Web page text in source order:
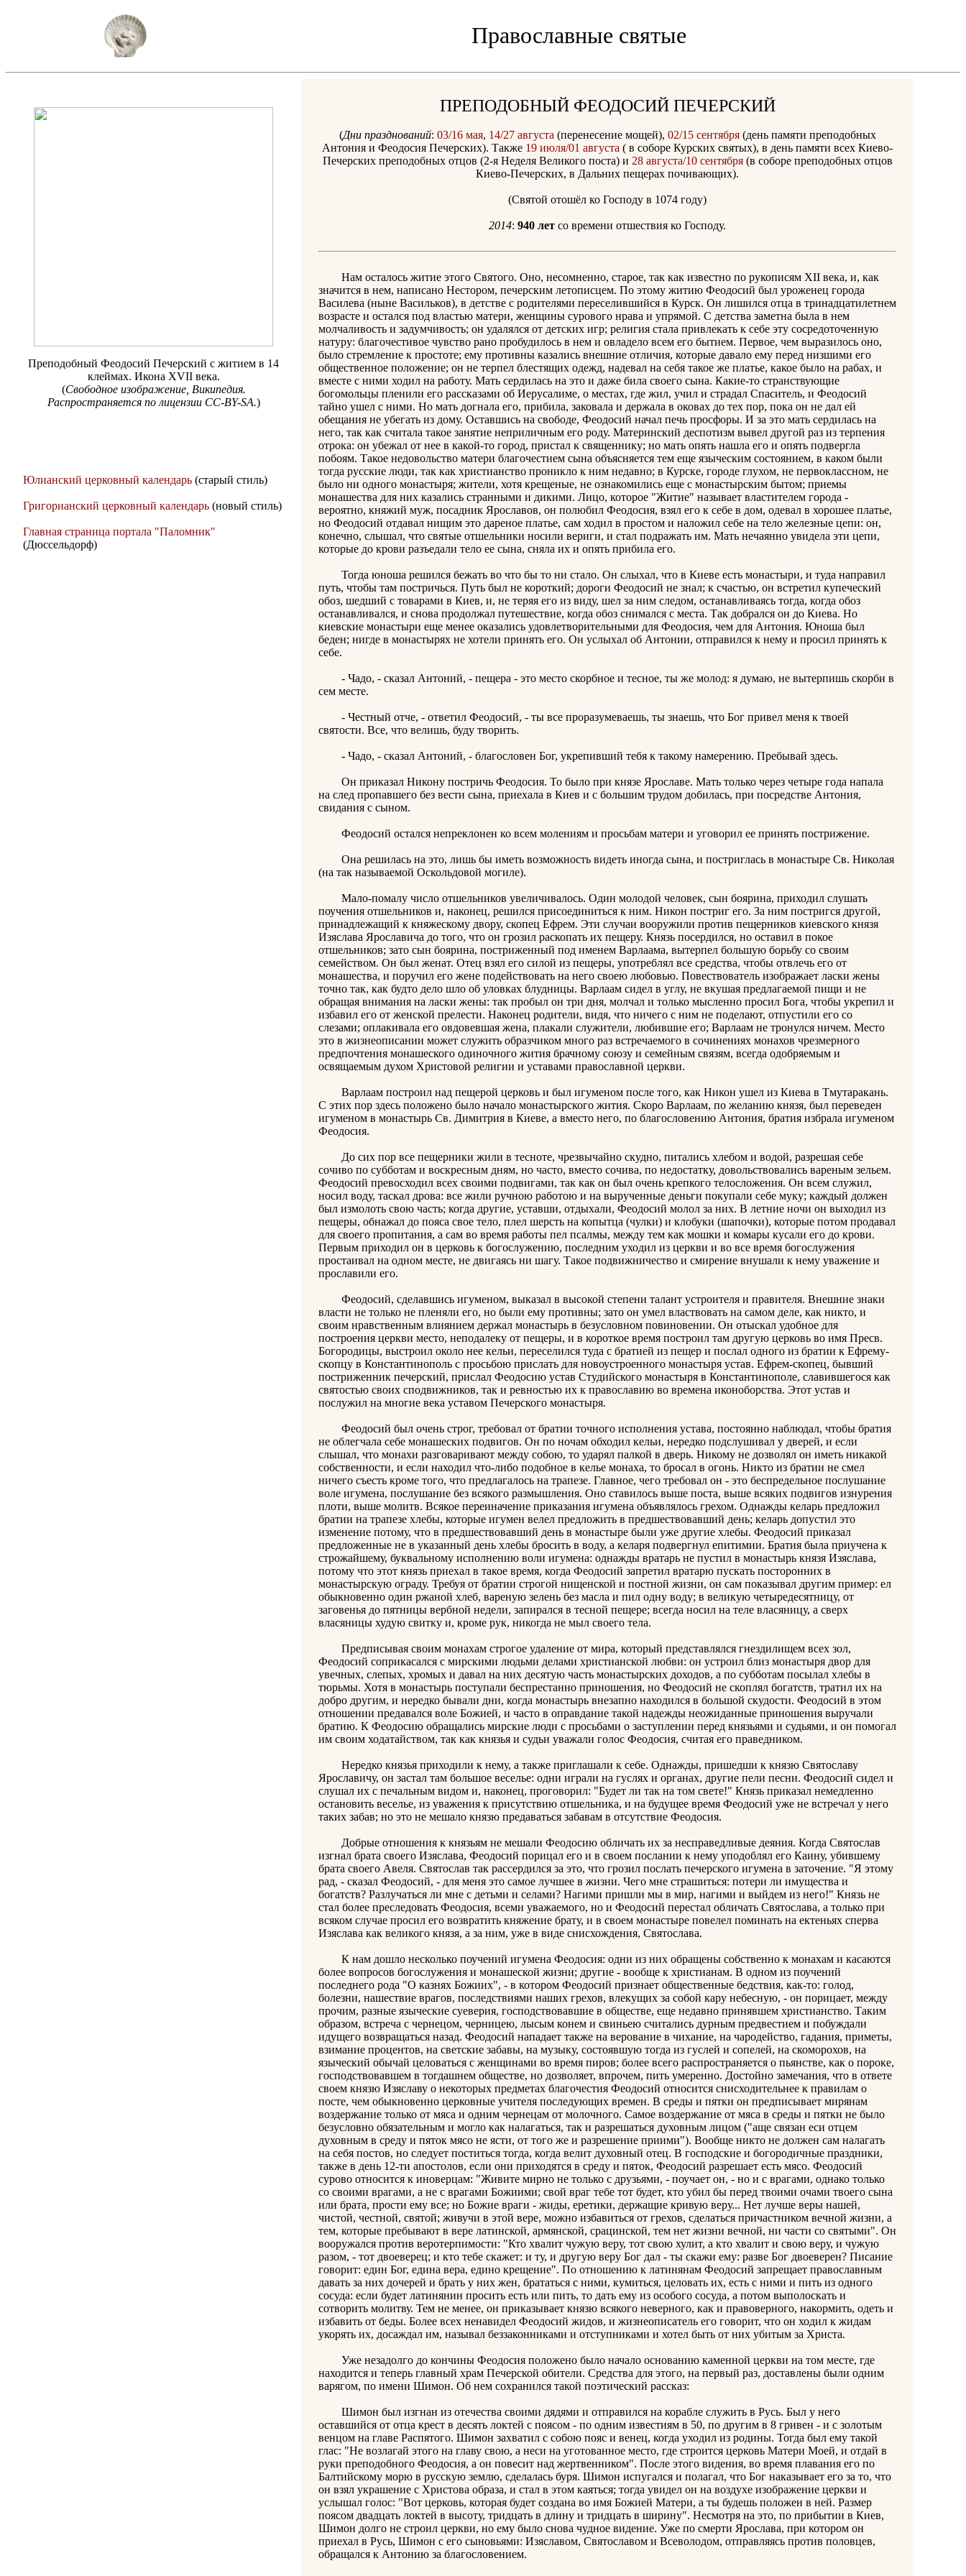
Православные святые
Преподобный Феодосий Печерский с житием в 14
клеймах. Икона XVII века.
(Свободное изображение, Википедия.
Распространяется по лицензии CC-BY-SA.)
Юлианский церковный календарь (старый стиль)
Григорианский церковный календарь (новый стиль)
Главная страница портала "Паломник"
(Дюссельдорф)
ПРЕПОДОБНЫЙ ФЕОДОСИЙ ПЕЧЕРСКИЙ
(Дни празднований: 03/16 мая, 14/27 августа (перенесение мощей), 02/15 сентября(день памяти преподобных
Антония и Феодосия Печерских). Также 19 июля/01 августа ( в соборе Курских святых), в день памяти всех Киево-
Печерских преподобных отцов (2-я Неделя Великого поста) и 28 августа/10 сентября(в соборе преподобных отцов
Киево-Печерских, в Дальних пещерах почивающих).
(Святой отошёл ко Господу в 1074 году)
2014: 940 лет со времени отшествия ко Господу.
Нам осталось житие этого Святого. Оно, несомненно, старое, так как известно по рукописям XII века, и, как
значится в нем, написано Нестором, печерским летописцем. По этому житию Феодосий был уроженец города
Василева (ныне Васильков), в детстве с родителями переселившийся в Курск. Он лишился отца в тринадцатилетнем
возрасте и остался под властью матери, женщины сурового нрава и упрямой. С детства заметна была в нем
молчаливость и задумчивость; он удалялся от детских игр; религия стала привлекать к себе эту сосредоточенную
натуру: благочестивое чувство рано пробудилось в нем и овладело всем его бытием. Первое, чем выразилось оно,
было стремление к простоте; ему противны казались внешние отличия, которые давало ему перед низшими его
общественное положение; он не терпел блестящих одежд, надевал на себя такое же платье, какое было на рабах, и
вместе с ними ходил на работу. Мать сердилась на это и даже била своего сына. Какие-то странствующие
богомольцы пленили его рассказами об Иерусалиме, о местах, где жил, учил и страдал Спаситель, и Феодосий
тайно ушел с ними. Но мать догнала его, прибила, заковала и держала в оковах до тех пор, пока он не дал ей
обещания не убегать из дому. Оставшись на свободе, Феодосий начал печь просфоры. И за это мать сердилась на
него, так как считала такое занятие неприличным его роду. Материнский деспотизм вывел другой раз из терпения
отрока: он убежал от нее в какой-то город, пристал к священнику; но мать опять нашла его и опять подвергла
побоям. Такое недовольство матери благочестием сына объясняется тем еще языческим состоянием, в каком были
тогда русские люди, так как христианство проникло к ним недавно; в Курске, городе глухом, не первоклассном, не
было ни одного монастыря; жители, хотя крещеные, не ознакомились еще с монастырским бытом; приемы
монашества для них казались странными и дикими. Лицо, которое "Житие" называет властителем города -
вероятно, княжий муж, посадник Ярославов, он полюбил Феодосия, взял его к себе в дом, одевал в хорошее платье,
но Феодосий отдавал нищим это дареное платье, сам ходил в простом и наложил себе на тело железные цепи: он,
конечно, слышал, что святые отшельники носили вериги, и стал подражать им. Мать нечаянно увидела эти цепи,
которые до крови разъедали тело ее сына, сняла их и опять прибила его.
Тогда юноша решился бежать во что бы то ни стало. Он слыхал, что в Киеве есть монастыри, и туда направил
путь, чтобы там постричься. Путь был не короткий; дороги Феодосий не знал; к счастью, он встретил купеческий
обоз, шедший с товарами в Киев, и, не теряя его из виду, шел за ним следом, останавливаясь тогда, когда обоз
останавливался, и снова продолжал путешествие, когда обоз снимался с места. Так добрался он до Киева. Но
киевские монастыри еще менее оказались удовлетворительными для Феодосия, чем для Антония. Юноша был
беден; нигде в монастырях не хотели принять его. Он услыхал об Антонии, отправился к нему и просил принять к
себе.
- Чадо, - сказал Антоний, - пещера - это место скорбное и тесное, ты же молод: я думаю, не вытерпишь скорби в
сем месте.
- Честный отче, - ответил Феодосий, - ты все проразумеваешь, ты знаешь, что Бог привел меня к твоей
святости. Все, что велишь, буду творить.
- Чадо, - сказал Антоний, - благословен Бог, укрепивший тебя к такому намерению. Пребывай здесь.
Он приказал Никону постричь Феодосия. То было при князе Ярославе. Мать только через четыре года напала
на след пропавшего без вести сына, приехала в Киев и с большим трудом добилась, при посредстве Антония,
свидания с сыном.
Феодосий остался непреклонен ко всем молениям и просьбам матери и уговорил ее принять пострижение.
Она решилась на это, лишь бы иметь возможность видеть иногда сына, и постриглась в монастыре Св. Николая
(на так называемой Оскольдовой могиле).
Мало-помалу число отшельников увеличивалось. Один молодой человек, сын боярина, приходил слушать
поучения отшельников и, наконец, решился присоединиться к ним. Никон постриг его. За ним постригся другой,
принадлежащий к княжескому двору, скопец Ефрем. Эти случаи вооружили против пещерников киевского князя
Изяслава Ярославича до того, что он грозил раскопать их пещеру. Князь посердился, но оставил в покое
отшельников; зато сын боярина, постриженный под именем Варлаама, вытерпел большую борьбу со своим
семейством. Он был женат. Отец взял его силой из пещеры, употреблял все средства, чтобы отвлечь его от
монашества, и поручил его жене подействовать на него своею любовью. Повествователь изображает ласки жены
точно так, как будто дело шло об уловках блудницы. Варлаам сидел в углу, не вкушая предлагаемой пищи и не
обращая внимания на ласки жены: так пробыл он три дня, молчал и только мысленно просил Бога, чтобы укрепил и
избавил его от женской прелести. Наконец родители, видя, что ничего с ним не поделают, отпустили его со
слезами; оплакивала его овдовевшая жена, плакали служители, любившие его; Варлаам не тронулся ничем. Место
это в жизнеописании может служить образчиком много раз встречаемого в сочинениях монахов чрезмерного
предпочтения монашеского одиночного жития брачному союзу и семейным связям, всегда одобряемым и
освящаемым духом Христовой религии и уставами православной церкви.
Варлаам построил над пещерой церковь и был игуменом после того, как Никон ушел из Киева в Тмутаракань.
С этих пор здесь положено было начало монастырского жития. Скоро Варлаам, по желанию князя, был переведен
игуменом в монастырь Св. Димитрия в Киеве, а вместо него, по благословению Антония, братия избрала игуменом
Феодосия.
До сих пор все пещерники жили в тесноте, чрезвычайно скудно, питались хлебом и водой, разрешая себе
сочиво по субботам и воскресным дням, но часто, вместо сочива, по недостатку, довольствовались вареным зельем.
Феодосий превосходил всех своими подвигами, так как он был очень крепкого телосложения. Он всем служил,
носил воду, таскал дрова: все жили ручною работою и на вырученные деньги покупали себе муку; каждый должен
был измолоть свою часть; когда другие, уставши, отдыхали, Феодосий молол за них. В летние ночи он выходил из
пещеры, обнажал до пояса свое тело, плел шерсть на копытца (чулки) и клобуки (шапочки), которые потом продавал
для своего пропитания, а сам во время работы пел псалмы, между тем как мошки и комары кусали его до крови.
Первым приходил он в церковь к богослужению, последним уходил из церкви и во все время богослужения
простаивал на одном месте, не двигаясь ни шагу. Такое подвижничество и смирение внушали к нему уважение и
прославили его.
Феодосий, сделавшись игуменом, выказал в высокой степени талант устроителя и правителя. Внешние знаки
власти не только не пленяли его, но были ему противны; зато он умел властвовать на самом деле, как никто, и
своим нравственным влиянием держал монастырь в безусловном повиновении. Он отыскал удобное для
построения церкви место, неподалеку от пещеры, и в короткое время построил там другую церковь во имя Пресв.
Богородицы, выстроил около нее кельи, переселился туда с братией из пещер и послал одного из братии к Ефрему-
скопцу в Константинополь с просьбою прислать для новоустроенного монастыря устав. Ефрем-скопец, бывший
постриженник печерский, прислал Феодосию устав Студийского монастыря в Константинополе, славившегося как
святостью своих сподвижников, так и ревностью их к православию во времена иконоборства. Этот устав и
послужил на многие века уставом Печерского монастыря.
Феодосий был очень строг, требовал от братии точного исполнения устава, постоянно наблюдал, чтобы братия
не облегчала себе монашеских подвигов. Он по ночам обходил кельи, нередко подслушивал у дверей, и если
слышал, что монахи разговаривают между собою, то ударял палкой в дверь. Никому не дозволял он иметь никакой
собственности, и если находил что-либо подобное в келье монаха, то бросал в огонь. Никто из братии не смел
ничего съесть кроме того, что предлагалось на трапезе. Главное, чего требовал он - это беспредельное послушание
воле игумена, послушание без всякого размышления. Оно ставилось выше поста, выше всяких подвигов изнурения
плоти, выше молитв. Всякое переиначение приказания игумена объявлялось грехом. Однажды келарь предложил
братии на трапезе хлебы, которые игумен велел предложить в предшествовавший день; келарь допустил это
изменение потому, что в предшествовавший день в монастыре были уже другие хлебы. Феодосий приказал
предложенные не в указанный день хлебы бросить в воду, а келаря подвергнул епитимии. Братия была приучена к
строжайшему, буквальному исполнению воли игумена: однажды вратарь не пустил в монастырь князя Изяслава,
потому что этот князь приехал в такое время, когда Феодосий запретил вратарю пускать посторонних в
монастырскую ограду. Требуя от братии строгой нищенской и постной жизни, он сам показывал другим пример: ел
обыкновенно один ржаной хлеб, вареную зелень без масла и пил одну воду; в великую четыредесятницу, от
заговенья до пятницы вербной недели, запирался в тесной пещере; всегда носил на теле власяницу, а сверх
власяницы худую свитку и, кроме рук, никогда не мыл своего тела.
Предписывая своим монахам строгое удаление от мира, который представлялся гнездилищем всех зол,
Феодосий соприкасался с мирскими людьми делами христианской любви: он устроил близ монастыря двор для
увечных, слепых, хромых и давал на них десятую часть монастырских доходов, а по субботам посылал хлебы в
тюрьмы. Хотя в монастырь поступали беспрестанно приношения, но Феодосий не скоплял богатств, тратил их на
добро другим, и нередко бывали дни, когда монастырь внезапно находился в большой скудости. Феодосий в этом
отношении предавался воле Божией, и часто в оправдание такой надежды неожиданные приношения выручали
братию. К Феодосию обращались мирские люди с просьбами о заступлении перед князьями и судьями, и он помогал
им своим ходатайством, так как князья и судьи уважали голос Феодосия, считая его праведником.
Нередко князья приходили к нему, а также приглашали к себе. Однажды, пришедши к князю Святославу
Ярославичу, он застал там большое веселье: одни играли на гуслях и органах, другие пели песни. Феодосий сидел и
слушал их с печальным видом и, наконец, проговорил: "Будет ли так на том свете!" Князь приказал немедленно
остановить веселье, из уважения к присутствию отшельника, и на будущее время Феодосий уже не встречал у него
таких забав; но это не мешало князю предаваться забавам в отсутствие Феодосия.
Добрые отношения к князьям не мешали Феодосию обличать их за несправедливые деяния. Когда Святослав
изгнал брата своего Изяслава, Феодосий порицал его и в своем послании к нему уподоблял его Каину, убившему
брата своего Авеля. Святослав так рассердился за это, что грозил послать печерского игумена в заточение. "Я этому
рад, - сказал Феодосий, - для меня это самое лучшее в жизни. Чего мне страшиться: потери ли имущества и
богатств? Разлучаться ли мне с детьми и селами? Нагими пришли мы в мир, нагими и выйдем из него!" Князь не
стал более преследовать Феодосия, всеми уважаемого, но и Феодосий перестал обличать Святослава, а только при
всяком случае просил его возвратить княжение брату, и в своем монастыре повелел поминать на ектеньях сперва
Изяслава как великого князя, а за ним, уже в виде снисхождения, Святослава.
К нам дошло несколько поучений игумена Феодосия: одни из них обращены собственно к монахам и касаются
более вопросов богослужения и монашеской жизни; другие - вообще к христианам. В одном из поучений
последнего рода "О казнях Божиих", - в котором Феодосий признает общественные бедствия, как-то: голод,
болезни, нашествие врагов, последствиями наших грехов, влекущих за собой кару небесную, - он порицает, между
прочим, разные языческие суеверия, господствовавшие в обществе, еще недавно принявшем христианство. Таким
образом, встреча с чернецом, черницею, лысым конем и свиньею считались дурным предвестием и побуждали
идущего возвращаться назад. Феодосий нападает также на верование в чихание, на чародейство, гадания, приметы,
взимание процентов, на светские забавы, на музыку, состоявшую тогда из гуслей и сопелей, на скоморохов, на
языческий обычай целоваться с женщинами во время пиров; более всего распространяется о пьянстве, как о пороке,
господствовавшем в тогдашнем обществе, но дозволяет, впрочем, пить умеренно. Достойно замечания, что в ответе
своем князю Изяславу о некоторых предметах благочестия Феодосий относится снисходительнее к правилам о
посте, чем обыкновенно церковные учителя последующих времен. В среды и пятки он предписывает мирянам
воздержание только от мяса и одним чернецам от молочного. Самое воздержание от мяса в среды и пятки не было
безусловно обязательным и могло как налагаться, так и разрешаться духовным лицом ("аще связан еси отцем
духовным в среду и пяток мясо не ясти, от того же и разрешение приими"). Вообще никто не должен сам налагать
на себя постов, но следует поститься тогда, когда велит духовный отец. В господские и богородичные праздники,
также в день 12-ти апостолов, если они приходятся в среду и пяток, Феодосий разрешает есть мясо. Феодосий
сурово относится к иноверцам: "Живите мирно не только с друзьями, - поучает он, - но и с врагами, однако только
со своими врагами, а не с врагами Божиими; свой враг тебе тот будет, кто убил бы перед твоими очами твоего сына
или брата, прости ему все; но Божие враги - жиды, еретики, держащие кривую веру... Нет лучше веры нашей,
чистой, честной, святой; живучи в этой вере, можно избавиться от грехов, сделаться причастником вечной жизни, а
тем, которые пребывают в вере латинской, армянской, срацинской, тем нет жизни вечной, ни части со святыми". Он
вооружался против веротерпимости: "Кто хвалит чужую веру, тот свою хулит, а кто хвалит и свою веру, и чужую
разом, - тот двоеверец; и кто тебе скажет: и ту, и другую веру Бог дал - ты скажи ему: разве Бог двоеверен? Писание
говорит: един Бог, едина вера, едино крещение". По отношению к латинянам Феодосий запрещает православным
давать за них дочерей и брать у них жен, брататься с ними, кумиться, целовать их, есть с ними и пить из одного
сосуда: если будет латинянин просить есть или пить, то дать ему из особого сосуда, а потом выполоскать и
сотворить молитву. Тем не менее, он приказывает князю всякого неверного, как и правоверного, накормить, одеть и
избавить от беды. Более всех ненавидел Феодосий жидов, и жизнеописатель его говорит, что он ходил к жидам
укорять их, досаждал им, называл беззаконниками и отступниками и хотел быть от них убитым за Христа.
Уже незадолго до кончины Феодосия положено было начало основанию каменной церкви на том месте, где
находится и теперь главный храм Печерской обители. Средства для этого, на первый раз, доставлены были одним
варягом, по имени Шимон. Об нем сохранился такой поэтический рассказ:
Шимон был изгнан из отечества своими дядями и отправился на корабле служить в Русь. Был у него
оставшийся от отца крест в десять локтей с поясом - по одним известиям в 50, по другим в 8 гривен - и с золотым
венцом на главе Распятого. Шимон захватил с собою пояс и венец, когда уходил из родины. Тогда был ему такой
глас: "Не возлагай этого на главу свою, а неси на уготованное место, где строится церковь Матери Моей, и отдай в
руки преподобного Феодосия, а он повесит над жертвенником". После этого видения, во время плавания его по
Балтийскому морю в русскую землю, сделалась буря. Шимон испугался и полагал, что Бог наказывает его за то, что
он взял украшение с Христова образа, и стал в этом каяться; тогда увидел он на воздухе изображение церкви и
услышал голос: "Вот церковь, которая будет создана во имя Божией Матери, а ты будешь положен в ней. Размер
поясом двадцать локтей в высоту, тридцать в длину и тридцать в ширину". Несмотря на это, по прибытии в Киев,
Шимон долго не строил церкви, но ему было снова чудное видение. Уже по смерти Ярослава, при котором он
приехал в Русь, Шимон с его сыновьями: Изяславом, Святославом и Всеволодом, отправляясь против половцев,
обращался к Антонию за благословением.